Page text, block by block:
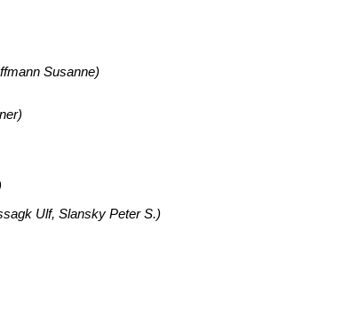
Susanne)
Ulf, Slansky Peter S.)